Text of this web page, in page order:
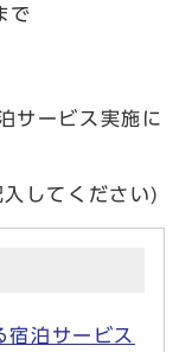
で
サービス実施に
してください)
宿泊サービス